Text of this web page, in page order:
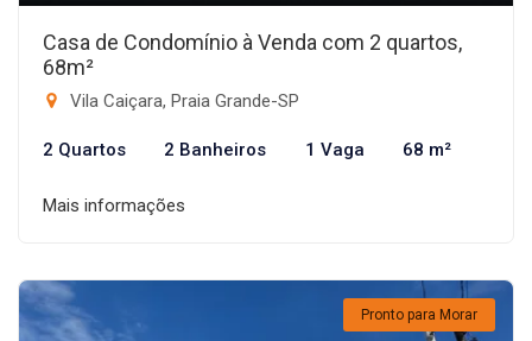
Casa de Condomínio à Venda com 2 quartos,
68m²
Vila Caiçara, Praia Grande-SP
2 Quartos 2 Banheiros 1 Vaga 68 m²
Mais informações
Pronto para Morar